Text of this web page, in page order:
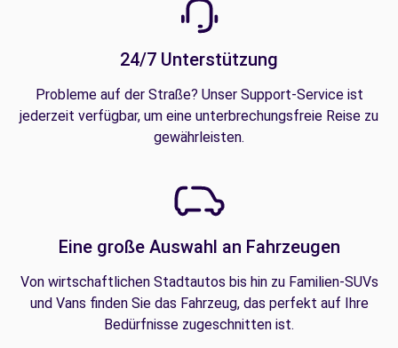
24/7 Unterstützung
Probleme auf der Straße? Unser Support-Service ist
jederzeit verfügbar, um eine unterbrechungsfreie Reise zu
gewährleisten.
Eine große Auswahl an Fahrzeugen
Von wirtschaftlichen Stadtautos bis hin zu Familien-SUVs
und Vans finden Sie das Fahrzeug, das perfekt auf Ihre
Bedürfnisse zugeschnitten ist.